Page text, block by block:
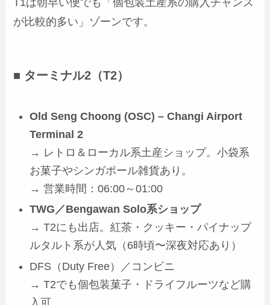
T1は朝早い便でも「個包装土産系の購入チャンス
が比較的多い」ゾーンです。
■ ターミナル2（T2）
Old Seng Choong (OSC) – Changi Airport
Terminal 2
→ レトロ＆ローカル系土産ショップ。小袋系
お菓子やシンガポール雑貨あり。
→ 営業時間：06:00～01:00
TWG／Bengawan Solo系ショップ
→ T2にも出店。紅茶・クッキー・パイナップ
ルタルト系が人気（6時頃〜深夜対応あり）
DFS（Duty Free）／コンビニ
→ T2でも個包装菓子・ドライフルーツなど購
入可。